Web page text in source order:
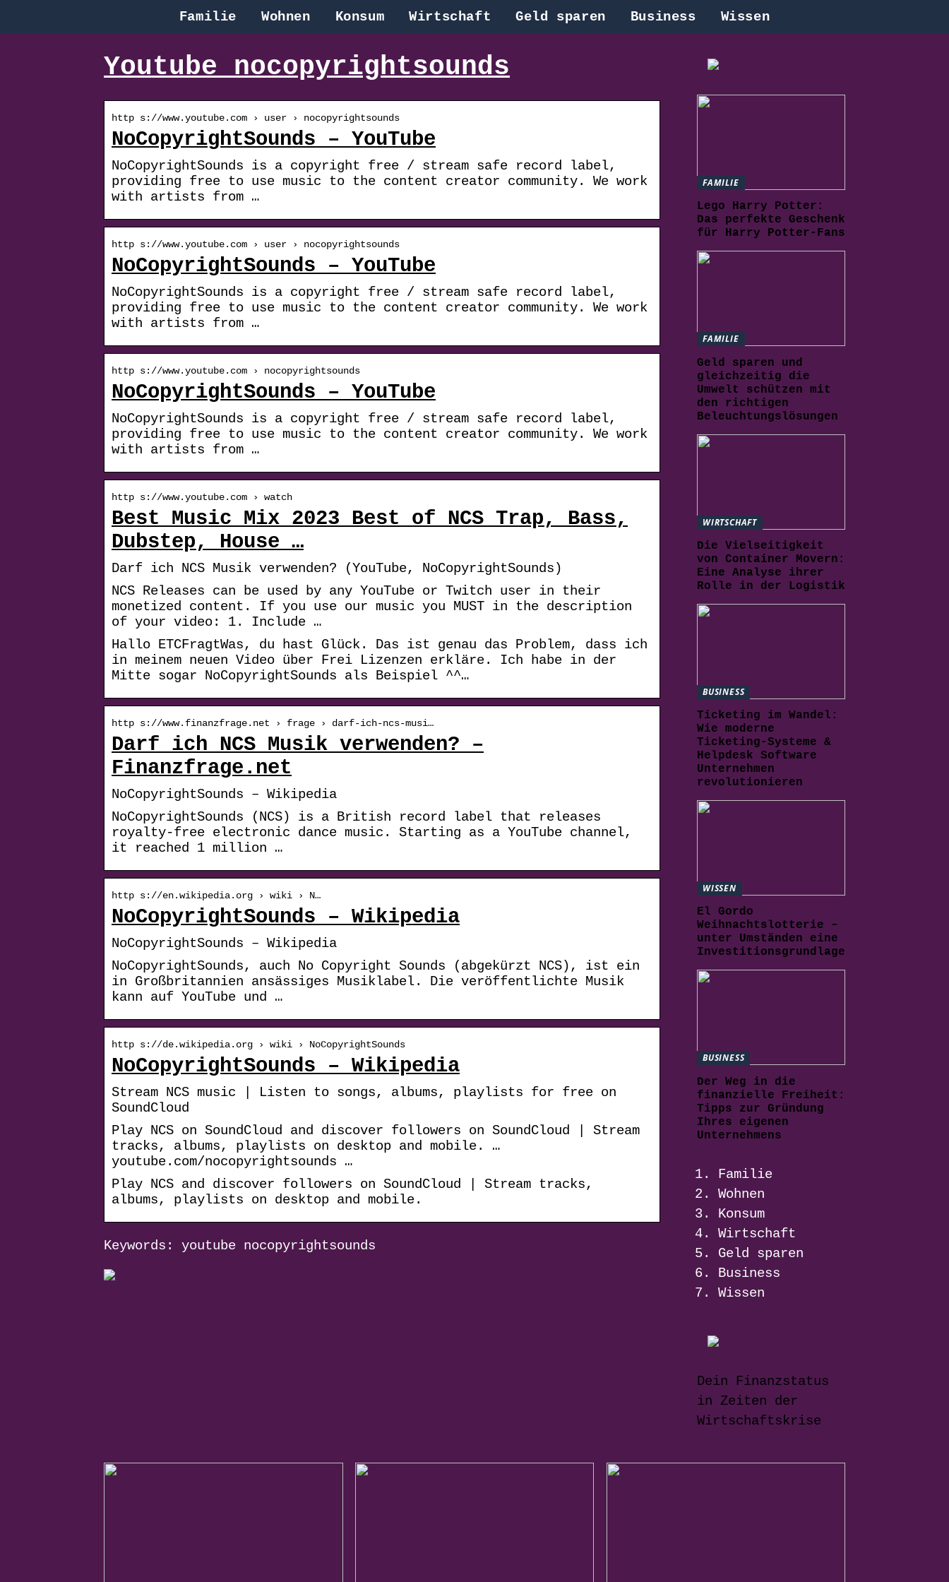
Familie Wohnen Konsum Wirtschaft Geld sparen Business Wissen
Youtube nocopyrightsounds
http s://www.youtube.com › user › nocopyrightsounds
NoCopyrightSounds – YouTube
NoCopyrightSounds is a copyright free / stream safe record label,
providing free to use music to the content creator community. We work
with artists from …
http s://www.youtube.com › user › nocopyrightsounds
NoCopyrightSounds – YouTube
NoCopyrightSounds is a copyright free / stream safe record label,
providing free to use music to the content creator community. We work
with artists from …
http s://www.youtube.com › nocopyrightsounds
NoCopyrightSounds – YouTube
NoCopyrightSounds is a copyright free / stream safe record label,
providing free to use music to the content creator community. We work
with artists from …
http s://www.youtube.com › watch
Best Music Mix 2023 Best of NCS Trap, Bass,
Dubstep, House …
Darf ich NCS Musik verwenden? (YouTube, NoCopyrightSounds)
NCS Releases can be used by any YouTube or Twitch user in their
monetized content. If you use our music you MUST in the description
of your video: 1. Include …
Hallo ETCFragtWas, du hast Glück. Das ist genau das Problem, dass ich
in meinem neuen Video über Frei Lizenzen erkläre. Ich habe in der
Mitte sogar NoCopyrightSounds als Beispiel ^^…
http s://www.finanzfrage.net › frage › darf-ich-ncs-musi…
Darf ich NCS Musik verwenden? –
Finanzfrage.net
NoCopyrightSounds – Wikipedia
NoCopyrightSounds (NCS) is a British record label that releases
royalty-free electronic dance music. Starting as a YouTube channel,
it reached 1 million …
http s://en.wikipedia.org › wiki › N…
NoCopyrightSounds – Wikipedia
NoCopyrightSounds – Wikipedia
NoCopyrightSounds, auch No Copyright Sounds (abgekürzt NCS), ist ein
in Großbritannien ansässiges Musiklabel. Die veröffentlichte Musik
kann auf YouTube und …
http s://de.wikipedia.org › wiki › NoCopyrightSounds
NoCopyrightSounds – Wikipedia
Stream NCS music | Listen to songs, albums, playlists for free on
SoundCloud
Play NCS on SoundCloud and discover followers on SoundCloud | Stream
tracks, albums, playlists on desktop and mobile. …
youtube.com/nocopyrightsounds …
Play NCS and discover followers on SoundCloud | Stream tracks,
albums, playlists on desktop and mobile.
Keywords: youtube nocopyrightsounds
FAMILIE
Lego Harry Potter:
Das perfekte Geschenk
für Harry Potter-Fans
FAMILIE
Geld sparen und
gleichzeitig die
Umwelt schützen mit
den richtigen
Beleuchtungslösungen
WIRTSCHAFT
Die Vielseitigkeit
von Container Movern:
Eine Analyse ihrer
Rolle in der Logistik
BUSINESS
Ticketing im Wandel:
Wie moderne
Ticketing-Systeme &
Helpdesk Software
Unternehmen
revolutionieren
WISSEN
El Gordo
Weihnachtslotterie –
unter Umständen eine
Investitionsgrundlage
BUSINESS
Der Weg in die
finanzielle Freiheit:
Tipps zur Gründung
Ihres eigenen
Unternehmens
Familie
Wohnen
Konsum
Wirtschaft
Geld sparen
Business
Wissen
Dein Finanzstatus
in Zeiten der
Wirtschaftskrise